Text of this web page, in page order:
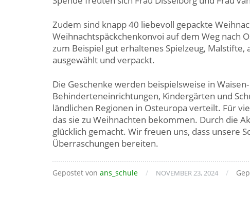
Zudem sind knapp 40 liebevoll gepackte
Weihnachtspäckchenkonvoi auf dem Weg nach
zum Beispiel gut erhaltenes Spielzeug,
ausgewählt und verpackt.
Die Geschenke werden beispielsweise in
Behinderteneinrichtungen, Kindergärten und
ländlichen Regionen in Osteuropa verteilt. Für
das sie zu Weihnachten bekommen. Durch die
glücklich gemacht. Wir freuen uns, dass unsere
Überraschungen bereiten.
Gepostet von ans_schule / NOVEMBER 23, 2024 /